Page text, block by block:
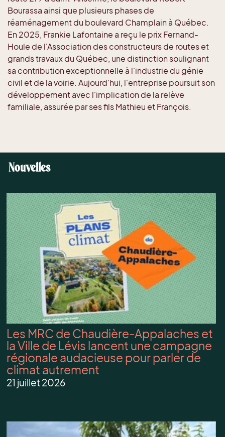
Bourassa ainsi que plusieurs phases de
réaménagement du boulevard Champlain à Québec.
En 2025, Frankie Lafontaine a reçu le prix Fernand-
Houle de l'Association des constructeurs de routes et
grands travaux du Québec, une distinction soulignant
sa contribution exceptionnelle à l'industrie du génie
civil et de la voirie. Aujourd'hui, l'entreprise poursuit son
développement avec l'implication de la relève
familiale, assurée par ses fils Mathieu et François.
Nouvelles
Les MRC de Chaudière-Appalaches et
la Ville de Lévis lancent une campagne
régionale audacieuse pour parler de
climat autrement
21 juillet 2026